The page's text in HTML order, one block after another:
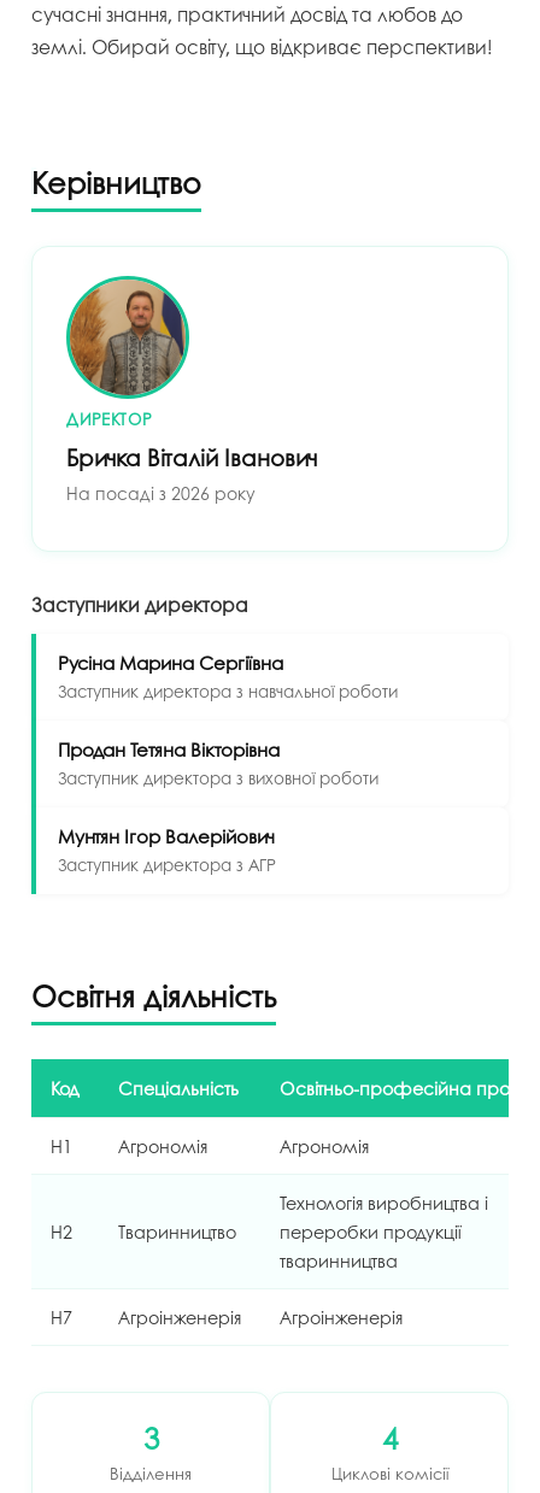
сучасні знання, практичний досвід та любов до
землі. Обирай освіту, що відкриває перспективи!
Керівництво
ДИРЕКТОР
Бричка Віталій Іванович
На посаді з 2026 року
Заступники директора
Русіна Марина Сергіївна
Заступник директора з навчальної роботи
Продан Тетяна Вікторівна
Заступник директора з виховної роботи
Мунтян Ігор Валерійович
Заступник директора з АГР
Освітня діяльність
Код Спеціальність Освітньо-професійна
Н1 Агрономія Агрономія
Н2 Тваринництво
Технологія виробництва і
переробки продукції
тваринництва
Н7 Агроінженерія Агроінженерія
3
Відділення
4
Циклові комісії